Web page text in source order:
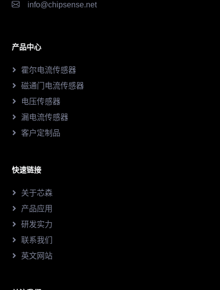
info@chipsense.net
产品中心
霍尔电流传感器
磁通门电流传感器
电压传感器
漏电流传感器
客户定制品
快速链接
关于芯森
产品应用
研发实力
联系我们
英文网站